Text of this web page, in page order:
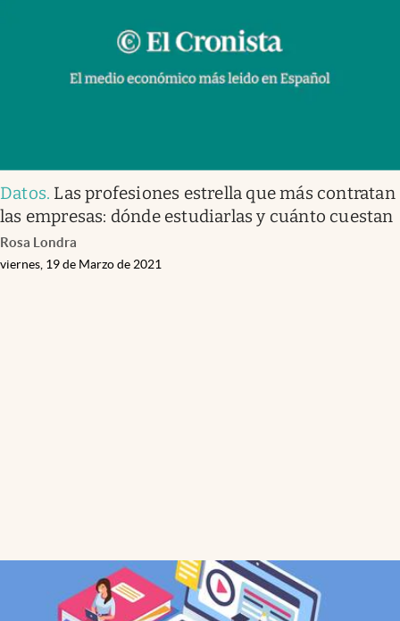
Datos. Las profesiones estrella que más contratan
las empresas: dónde estudiarlas y cuánto cuestan
Rosa Londra
viernes, 19 de Marzo de 2021